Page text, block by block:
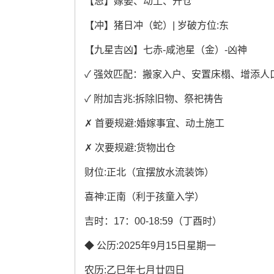
【冲】猪日冲（蛇）| 岁破方位:东
【九星吉凶】七赤-咸池星（金）-凶神
✓ 强效匹配：搬家入户、安置床榻、增添人
✓ 附加吉兆:拆除旧物、祭祀祷告
✗ 首要规避:婚嫁事宜、动土施工
✗ 次要规避:货物出仓
财位:正北（宜摆放水流装饰）
喜神:正南（利于孩童入学）
吉时：17：00-18:59（丁酉时）
◆ 公历:2025年9月15日星期一
农历:乙巳年七月廿四日